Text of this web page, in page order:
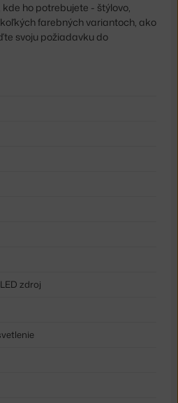
ho potrebujete - štýlovo,
farebných variantoch, ako
svoju požiadavku do
zdroj